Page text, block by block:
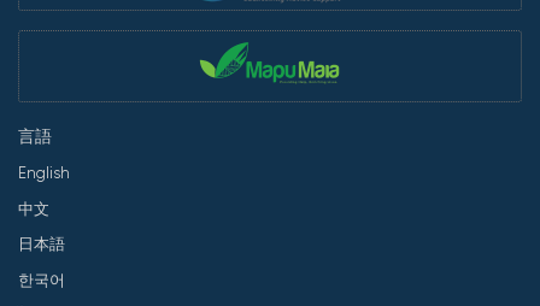
言語
English
中文
日本語
한국어